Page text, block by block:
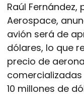
Raúl
Aerospace,
avión será de
dólares, lo que
precio de
10 millones de